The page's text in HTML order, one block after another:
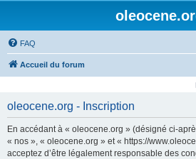
FAQ
Accueil du forum
oleocene.org - Inscription
En accédant à « oleocene.org » (désigné ci-
« nos », « oleocene.org » et « https://
acceptez d’être légalement responsable des